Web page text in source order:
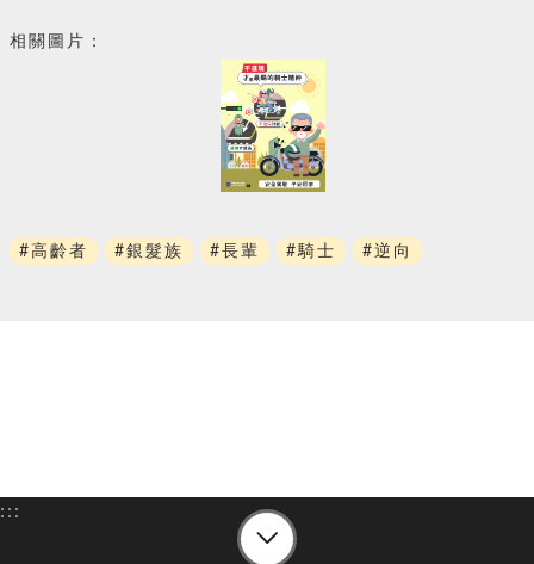
相關圖片：
#高齡者 #銀髮族 #長輩 #騎士 #逆向
:::